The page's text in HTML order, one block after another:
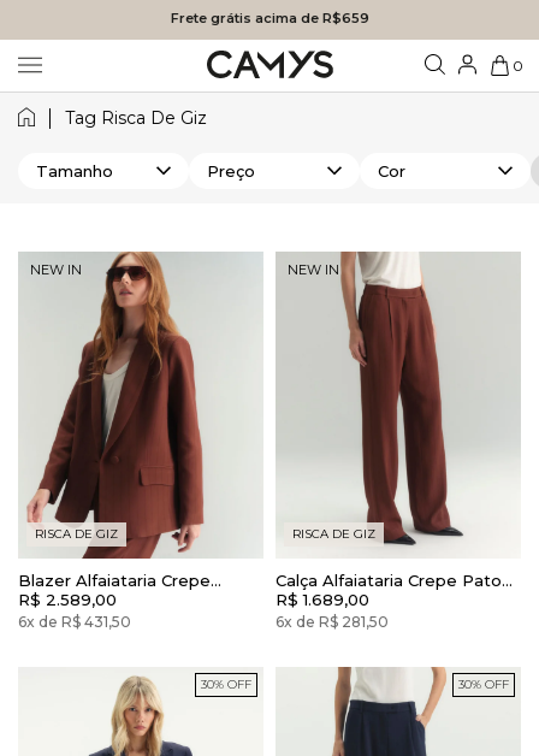
Frete grátis acima de R$659
0
Tag Risca De Giz
Cor
Tamanho Preço
NEW IN
RISCA DE GIZ
Blazer Alfaiataria Crepe
Patou Risca Giz Cinnamon
R$ 2.589,00
6x de R$ 431,50
NEW IN
RISCA DE GIZ
Calça Alfaiataria Crepe Patou
Risca Giz Cinnamon
R$ 1.689,00
6x de R$ 281,50
30% OFF 30% OFF